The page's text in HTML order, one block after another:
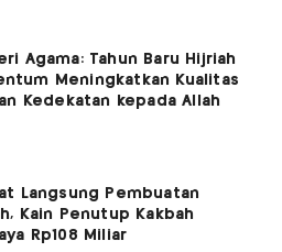
Agama: Tahun Baru Hijriah
Meningkatkan Kualitas
Kedekatan kepada Allah
Langsung Pembuatan
Kain Penutup Kakbah
Rp108 Miliar